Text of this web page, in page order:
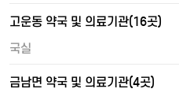
고운동 약국 및 의료기관(16곳)
국실
금남면 약국 및 의료기관(4곳)